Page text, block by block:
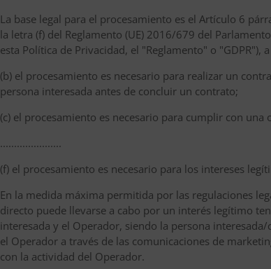
La base legal para el procesamiento es el Artículo 6
la letra (f) del Reglamento (UE) 2016/679 del
esta Política de Privacidad, el "Reglamento" o "GDPR"),
(b) el procesamiento es necesario para realizar un
persona interesada antes de concluir un contrato;
(c) el procesamiento es necesario para cumplir con
......................
(f) el procesamiento es necesario para los intereses
En la medida máxima permitida por las regulaciones
directo puede llevarse a cabo por un interés legítimo
interesada y el Operador, siendo la persona
el Operador a través de las comunicaciones de
con la actividad del Operador.